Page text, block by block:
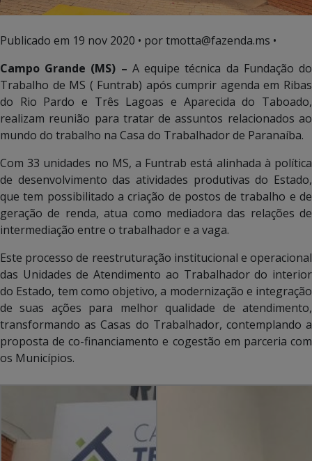
Publicado em 19 nov 2020 • por tmotta@fazenda.ms •
Campo Grande (MS) – A equipe técnica da Fundação do
Trabalho de MS ( Funtrab) após cumprir agenda em Ribas
do Rio Pardo e Três Lagoas e Aparecida do Taboado,
realizam reunião para tratar de assuntos relacionados ao
mundo do trabalho na Casa do Trabalhador de Paranaíba.
Com 33 unidades no MS, a Funtrab está alinhada à política
de desenvolvimento das atividades produtivas do Estado,
que tem possibilitado a criação de postos de trabalho e de
geração de renda, atua como mediadora das relações de
intermediação entre o trabalhador e a vaga.
Este processo de reestruturação institucional e operacional
das Unidades de Atendimento ao Trabalhador do interior
do Estado, tem como objetivo, a modernização e integração
de suas ações para melhor qualidade de atendimento,
transformando as Casas do Trabalhador, contemplando a
proposta de co-financiamento e cogestão em parceria com
os Municípios.